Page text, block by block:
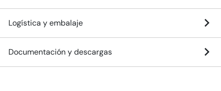
Logística y embalaje
Documentación y descargas